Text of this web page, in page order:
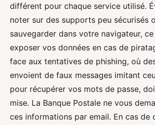
différent pour chaque service utilisé.
noter sur des supports peu sécurisés
sauvegarder dans votre navigateur,
exposer vos données en cas de
face aux tentatives de phishing, où
envoient de faux messages imitant
pour récupérer vos mots de passe,
mise. La Banque Postale ne vous
ces informations par email. En cas de